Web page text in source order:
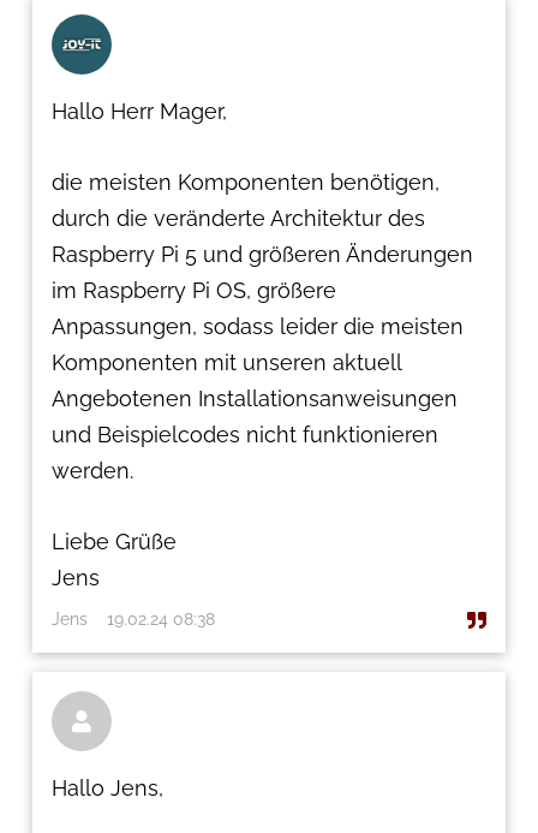
Hallo Herr Mager,
die meisten Komponenten benötigen,
durch die veränderte Architektur des
Raspberry Pi 5 und größeren Änderungen
im Raspberry Pi OS, größere
Anpassungen, sodass leider die meisten
Komponenten mit unseren aktuell
Angebotenen Installationsanweisungen
und Beispielcodes nicht funktionieren
werden.
Liebe Grüße
Jens
Jens 19.02.24 08:38

Hallo Jens,